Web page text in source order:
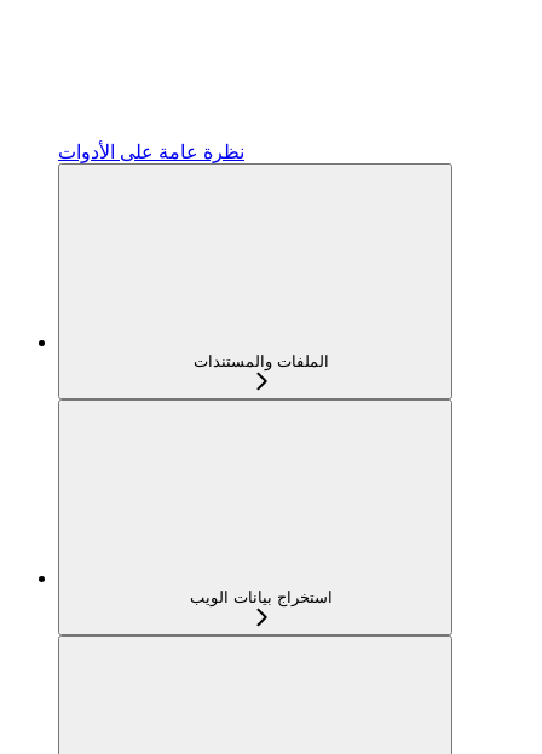
نظرة عامة على الأدوات
الملفات والمستندات
استخراج بيانات الويب